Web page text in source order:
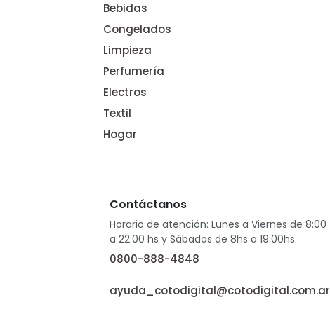
Bebidas
Congelados
Limpieza
Perfumería
Electros
Textil
Hogar
Contáctanos
Horario de atención: Lunes a Viernes de 8:00
a 22:00 hs y Sábados de 8hs a 19:00hs.
0800-888-4848
ayuda_cotodigital@cotodigital.com.ar